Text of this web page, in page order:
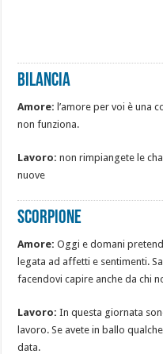
Bilancia
Amore: l’amore per voi è una
non funziona.
Lavoro: non rimpiangete le
nuove
Scorpione
Amore: Oggi e domani
legata ad affetti e sentimenti.
facendovi capire anche da chi
Lavoro: In questa giornata
lavoro. Se avete in ballo
data.